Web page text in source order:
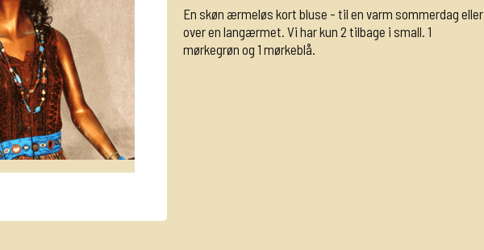
En skøn ærmeløs kort bluse - til en varm sommerdag eller
over en langærmet. Vi har kun 2 tilbage i small. 1
mørkegrøn og 1 mørkeblå.